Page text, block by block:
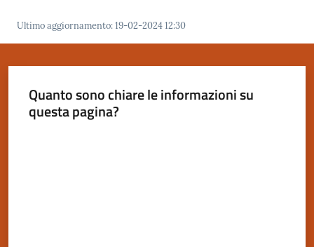
Dozza
Ultimo aggiornamento:19-02-2024 12:30
Quanto sono chiare le informazioni su
questa pagina?